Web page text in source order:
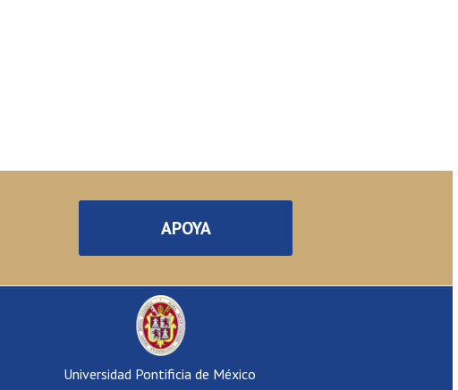
APOYA
Universidad Pontificia de México